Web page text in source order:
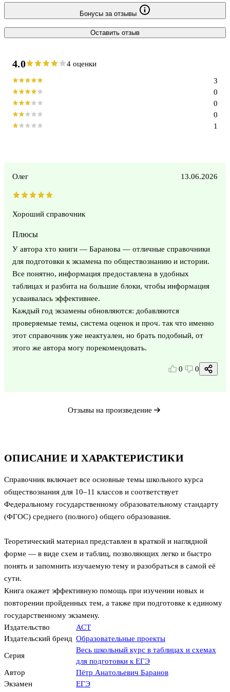
ОПИСАНИЕ И ХАРАКТЕРИСТИКИ
Справочник включает все основные темы школьного курса
обществознания для 10–11 классов и соответствует
Федеральному государственному образовательному стандарту
(ФГОС) среднего (полного) общего образования.
Теоретический материал представлен в краткой и наглядной
форме — в виде схем и таблиц, позволяющих легко и быстро
понять и запомнить изучаемую тему и разобраться в самой её
сути.
Книга окажет эффективную помощь при изучении новых и
повторении пройденных тем, а также при подготовке к единому
государственному экзамену.
Издательство
АСТ
Издательский бренд Образовательные проекты
Серия
Весь школьный курс в таблицах и схемах
для подготовки к ЕГЭ
Автор
Пётр Анатольевич Баранов
Экзамен
ЕГЭ
Бонусы за отзывы
Оставить отзыв
4.0 4 оценки
1
0
0
0
3
Олег 13.06.2026
Хороший справочник
Плюсы
У автора хто книги — Баранова — отличные справочники
для подготовки к экзамена по обществознанию и истории.
Все понятно, информация предоставлена в удобных
таблицах и разбита на большие блоки, чтобы информация
усваивалась эффективнее.
Каждый год экзамены обновляются: добавляются
проверяемые темы, система оценок и проч. так что именно
этот справочник уже неактуален, но брать подобный, от
этого же автора могу порекомендовать.
0 0
Отзывы на произведение